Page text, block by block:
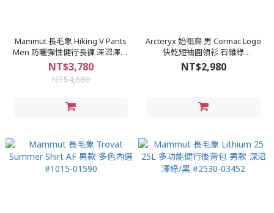
Mammut 長毛象 Hiking V Pants
Men 防曬彈性健行長褲 深沼澤綠
男款 #1022-02520
NT$3,780
NT$4,680
Arcteryx 始祖鳥 男 Cormac Logo
快乾短袖圓領衫 石雜綠
#X000009726
NT$2,980